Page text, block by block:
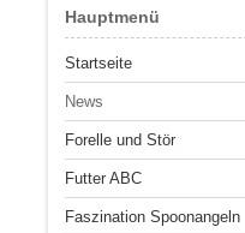
Hauptmenü
Startseite
News
Forelle und Stör
Futter ABC
Faszination Spoonangeln